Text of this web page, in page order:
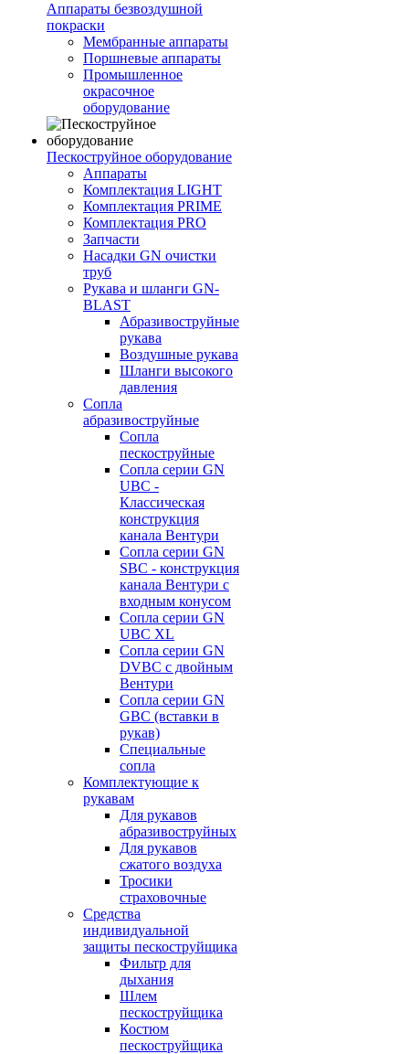
Аппараты безвоздушной
покраски
Мембранные аппараты
Поршневые аппараты
Промышленное
окрасочное
оборудование
Пескоструйное оборудование
Аппараты
Комплектация LIGHT
Комплектация PRIME
Комплектация PRO
Запчасти
Насадки GN очистки
труб
Рукава и шланги GN-
BLAST
Абразивоструйные
рукава
Воздушные рукава
Шланги высокого
давления
Сопла
абразивоструйные
Сопла
пескоструйные
Сопла серии GN
UBC -
Классическая
конструкция
канала Вентури
Сопла серии GN
SBC - конструкция
канала Вентури c
входным конусом
Сопла серии GN
UBC XL
Сопла серии GN
DVBC с двойным
Вентури
Сопла серии GN
GBC (вставки в
рукав)
Специальные
сопла
Комплектующие к
рукавам
Для рукавов
абразивоструйных
Для рукавов
сжатого воздуха
Тросики
страховочные
Средства
индивидуальной
защиты пескоструйщика
Фильтр для
дыхания
Шлем
пескоструйщика
Костюм
пескоструйщика